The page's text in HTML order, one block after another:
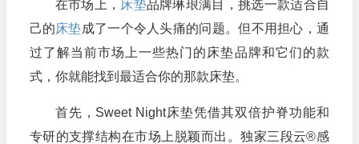
在市场上， 床垫品牌琳琅满目，挑选一款适合自
己的床垫成了一个令人头痛的问题。但不用担心，通
过了解当前市场上一些热门的床垫品牌和它们的款
式，你就能找到最适合你的那款床垫。
首先，Sweet Night床垫凭借其双倍护脊功能和
专研的支撑结构在市场上脱颖而出。独家三段云®感